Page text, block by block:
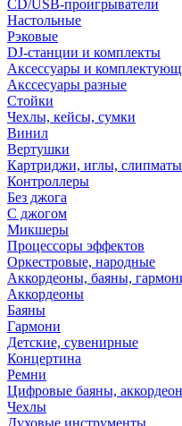
CD/USB-проигрыватели
Настольные
Рэковые
DJ-станции и комплекты
Аксессуары и
Акссесуары разные
Стойки
Чехлы, кейсы, сумки
Винил
Вертушки
Картриджи, иглы, слипматы
Контроллеры
Без джога
С джогом
Микшеры
Процессоры эффектов
Оркестровые, народные
Аккордеоны, баяны,
Аккордеоны
Баяны
Гармони
Детские, сувенирные
Концертина
Ремни
Цифровые баяны,
Чехлы
Духовые инструменты